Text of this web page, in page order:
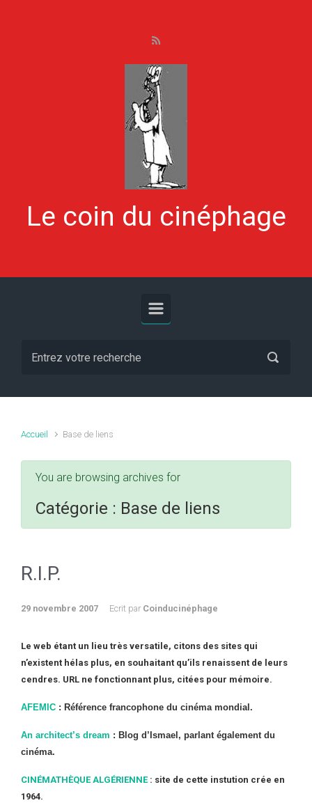
Le coin du cinéphage
Accueil Base de liens
You are browsing archives for
Catégorie : Base de liens
R.I.P.
29 novembre 2007 Ecrit par Coinducinéphage
Le web étant un lieu très versatile, citons des sites qui
n’existent hélas plus, en souhaitant qu’ils renaissent de leurs
cendres. URL ne fonctionnant plus, citées pour mémoire.
AFEMIC : Référence francophone du cinéma mondial.
An architect’s dream : Blog d’Ismael, parlant également du
cinéma.
CINÉMATHÈQUE ALGÉRIENNE: site de cette instution crée en
1964.